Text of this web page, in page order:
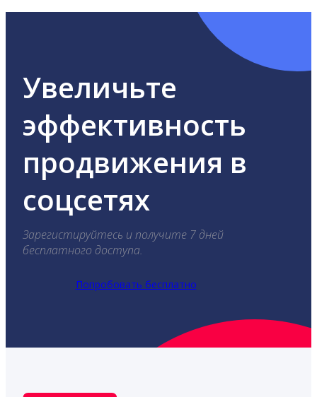
Увеличьте
эффективность
продвижения в
соцсетях
Зарегистируйтесь и получите 7 дней
бесплатного доступа.
Попробовать бесплатно